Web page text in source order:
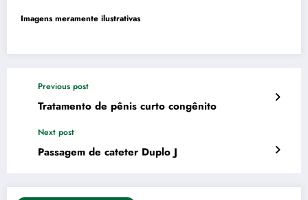
Imagens meramente ilustrativas
Previous post
Tratamento de pênis curto congênito
Next post
Passagem de cateter Duplo J